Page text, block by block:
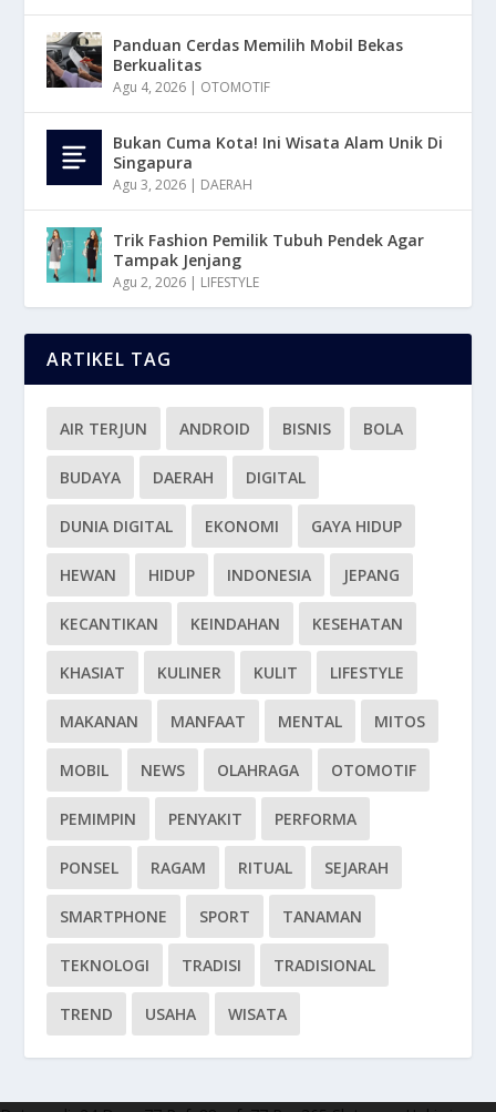
Panduan Cerdas Memilih Mobil Bekas
Berkualitas
Agu 4, 2026 | OTOMOTIF
Bukan Cuma Kota! Ini Wisata Alam Unik Di
Singapura
Agu 3, 2026 | DAERAH
Trik Fashion Pemilik Tubuh Pendek Agar
Tampak Jenjang
Agu 2, 2026 | LIFESTYLE
ARTIKEL TAG
AIR TERJUN ANDROID BISNIS BOLA
BUDAYA DAERAH DIGITAL
DUNIA DIGITAL EKONOMI GAYA HIDUP
HEWAN HIDUP INDONESIA JEPANG
KECANTIKAN KEINDAHAN KESEHATAN
KHASIAT KULINER KULIT LIFESTYLE
MAKANAN MANFAAT MENTAL MITOS
MOBIL NEWS OLAHRAGA OTOMOTIF
PEMIMPIN PENYAKIT PERFORMA
PONSEL RAGAM RITUAL SEJARAH
SMARTPHONE SPORT TANAMAN
TEKNOLOGI TRADISI TRADISIONAL
TREND USAHA WISATA